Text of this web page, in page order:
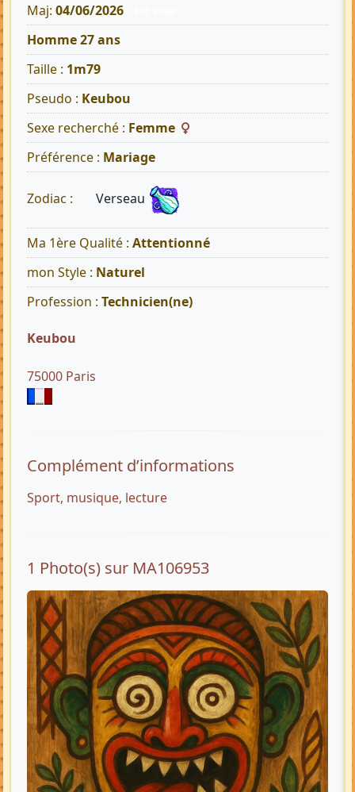
Maj: 04/06/2026
Homme 27 ans
Taille : 1m79
Pseudo : Keubou
Sexe recherché : Femme
Préférence : Mariage
Zodiac : Verseau
Ma 1ère Qualité : Attentionné
mon Style : Naturel
Profession : Technicien(ne)
Keubou
75000 Paris
Complément d’informations
Sport, musique, lecture
1 Photo(s) sur MA106953